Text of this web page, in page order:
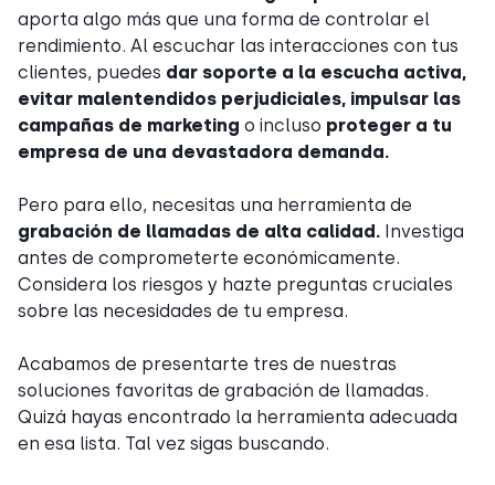
aporta algo más que una forma de controlar el
rendimiento. Al escuchar las interacciones con tus
clientes, puedes dar soporte a la escucha activa,
evitar malentendidos perjudiciales, impulsar las
campañas de marketing o incluso proteger a tu
empresa de una devastadora demanda.
Pero para ello, necesitas una herramienta de
grabación de llamadas de alta calidad. Investiga
antes de comprometerte económicamente.
Considera los riesgos y hazte preguntas cruciales
sobre las necesidades de tu empresa.
Acabamos de presentarte tres de nuestras
soluciones favoritas de grabación de llamadas.
Quizá hayas encontrado la herramienta adecuada
en esa lista. Tal vez sigas buscando.